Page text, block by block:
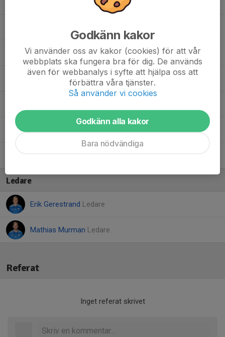
4. Jenny P.
10. Nora B.
Ledare
Erik Gerestrand Ledare
Mathias Murman Ledare
Referat
Inget referat skrivet
Godkänn kakor
Vi använder oss av kakor (cookies) för att vår
webbplats ska fungera bra för dig. De används
även för webbanalys i syfte att hjälpa oss att
förbättra våra tjänster.
Så använder vi cookies
Godkänn alla kakor
Bara nödvändiga